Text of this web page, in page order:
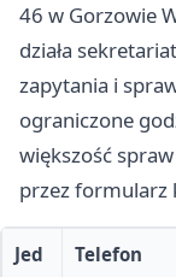
46 w Gorzowie
działa
zapytania i
ograniczone
większość
przez formularz
Jed
Telefon